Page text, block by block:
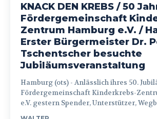
KNACK DEN KREBS / 50
Fördergemeinschaft
Zentrum Hamburg e.V. /
Erster Bürgermeister Dr.
Tschentscher besuchte
Jubiläumsveranstaltung
Hamburg (ots) - Anlässlich ihres 50. Jubiläums lud die
Fördergemeinschaft Kinderkrebs-
e.V. gestern Spender, Unterstützer,